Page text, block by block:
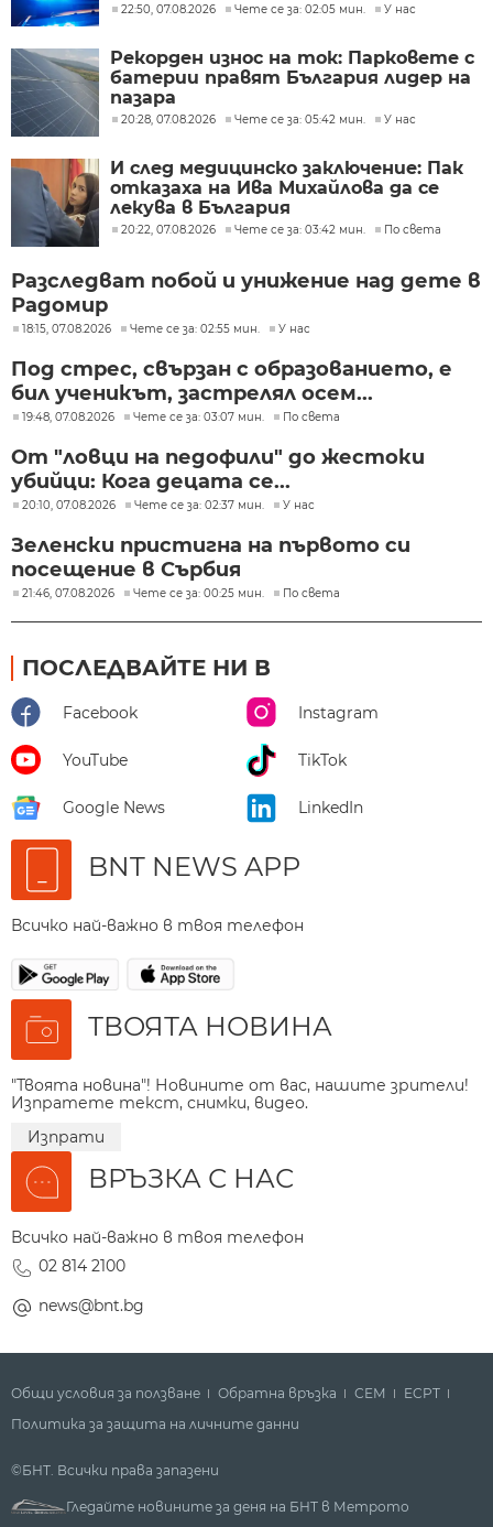
22:50, 07.08.2026 Чете се за: 02:05 мин. У нас
Рекорден износ на ток: Парковете с
батерии правят България лидер на
пазара
20:28, 07.08.2026 Чете се за: 05:42 мин. У нас
И след медицинско заключение: Пак
отказаха на Ива Михайлова да се
лекува в България
20:22, 07.08.2026 Чете се за: 03:42 мин. По света
Разследват побой и унижение над дете в
Радомир
18:15, 07.08.2026 Чете се за: 02:55 мин. У нас
Под стрес, свързан с образованието, е
бил ученикът, застрелял осем...
19:48, 07.08.2026 Чете се за: 03:07 мин. По света
От "ловци на педофили" до жестоки
убийци: Кога децата се...
20:10, 07.08.2026 Чете се за: 02:37 мин. У нас
Зеленски пристигна на първото си
посещение в Сърбия
21:46, 07.08.2026 Чете се за: 00:25 мин. По света
ПОСЛЕДВАЙТЕ НИ В
Facebook Instagram
YouTube TikTok
Google News LinkedIn
BNT NEWS APP
Всичко най-важно в твоя телефон
ТВОЯТА НОВИНА
"Твоята новина"! Новините от вас, нашите зрители!
Изпратете текст, снимки, видео.
Изпрати
ВРЪЗКА С НАС
Всичко най-важно в твоя телефон
02 814 2100
news@bnt.bg
Общи условия за ползване Обратна връзка СЕМ
ECPT
Политика за защита на личните данни
©БНТ. Всички права запазени
Гледайте новините за деня на БНТ в Метрото